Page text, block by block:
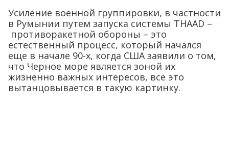
Усиление военной группировки, в частности
в Румынии путем запуска системы THAAD –
противоракетной обороны – это
естественный процесс, который начался
еще в начале 90-х, когда США заявили о том,
что Черное море является зоной их
жизненно важных интересов, все это
вытанцовывается в такую картинку.